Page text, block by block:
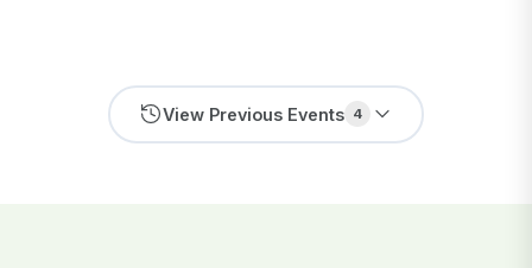
View Previous Events 4